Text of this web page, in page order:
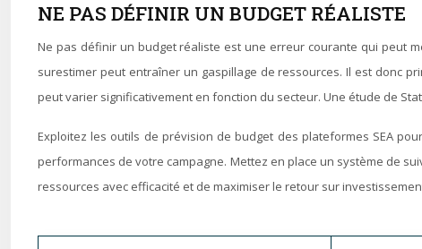
NE PAS DÉFINIR UN BUDGET RÉALISTE
Ne pas définir un budget réaliste est une erreur courante qui peut
surestimer peut entraîner un gaspillage de ressources. Il est donc
peut varier significativement en fonction du secteur. Une étude de
Exploitez les outils de prévision de budget des plateformes SEA
performances de votre campagne. Mettez en place un système de
ressources avec efficacité et de maximiser le retour sur